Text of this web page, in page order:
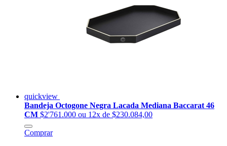
quickview
Bandeja Octogone Negra Lacada Mediana Baccarat 46
CM $2'761.000 ou 12x de $230.084,00
Comprar